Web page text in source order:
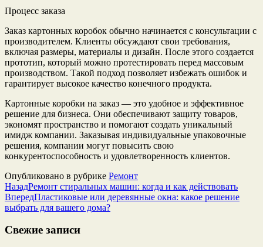
Процесс заказа
Заказ картонных коробок обычно начинается с консультации с
производителем. Клиенты обсуждают свои требования,
включая размеры, материалы и дизайн. После этого создается
прототип, который можно протестировать перед массовым
производством. Такой подход позволяет избежать ошибок и
гарантирует высокое качество конечного продукта.
Картонные коробки на заказ — это удобное и эффективное
решение для бизнеса. Они обеспечивают защиту товаров,
экономят пространство и помогают создать уникальный
имидж компании. Заказывая индивидуальные упаковочные
решения, компании могут повысить свою
конкурентоспособность и удовлетворенность клиентов.
Опубликовано в рубрике Ремонт
НазадРемонт стиральных машин: когда и как действовать
ВпередПластиковые или деревянные окна: какое решение
выбрать для вашего дома?
Свежие записи